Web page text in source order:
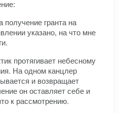
получение гранта на
указано, на что мне
протягивает небесному
На одном канцлер
и возвращает
он оставляет себе и
к рассмотрению.